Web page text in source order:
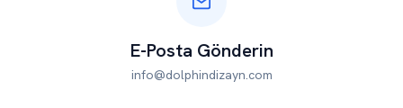
E-Posta Gönderin
info@dolphindizayn.com